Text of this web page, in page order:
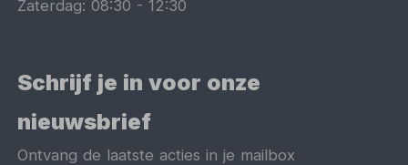
Zaterdag:08:30 -12:30
Schrijf je in voor onze
nieuwsbrief
Ontvang de laatste acties in je mailbox